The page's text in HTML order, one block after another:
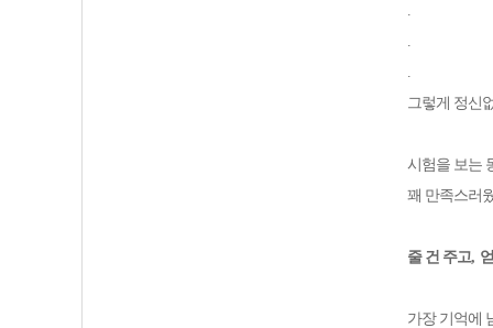
.
.
.
그렇게 정신
시험을 보는
꽤 만족스러
줄 건 주고,
가장 기억에